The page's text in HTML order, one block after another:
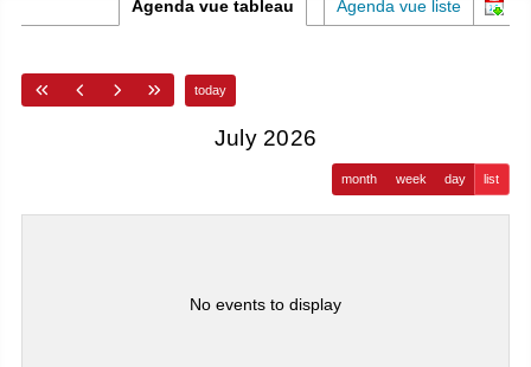
Agenda vue tableau Agenda vue liste
today
July 2026
month week day list
No events to display